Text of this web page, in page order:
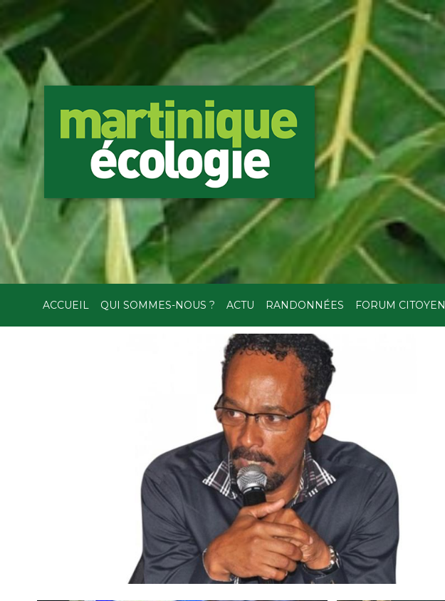
ACCUEIL QUI SOMMES-NOUS ? ACTU RANDONNÉES FORUM CITOYEN